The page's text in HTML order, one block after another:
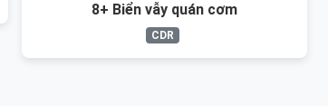
8+ Biển vẫy quán cơm
CDR